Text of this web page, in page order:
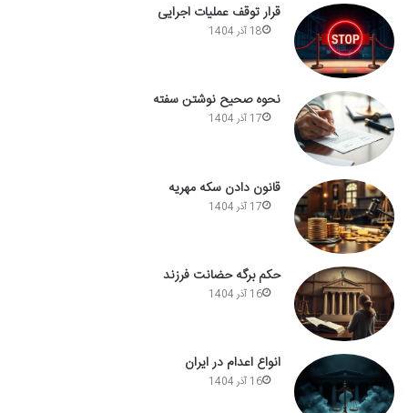
قرار توقف عملیات اجرایی
18 آذر 1404
نحوه صحیح نوشتن سفته
17 آذر 1404
قانون دادن سکه مهریه
17 آذر 1404
حکم برگه حضانت فرزند
16 آذر 1404
انواع اعدام در ایران
16 آذر 1404